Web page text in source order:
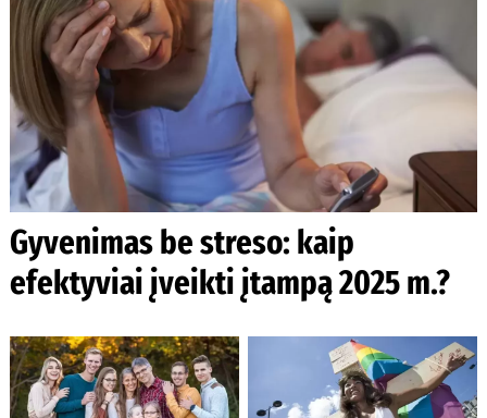
Gyvenimas be streso: kaip
efektyviai įveikti įtampą 2025 m.?